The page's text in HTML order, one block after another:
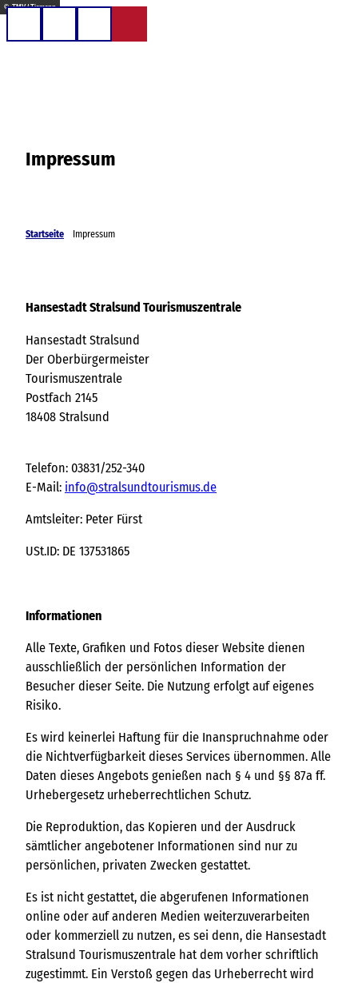
Z© TMV / Tiemann
Impressum
Startseite Impressum
Hansestadt Stralsund Tourismuszentrale
Hansestadt Stralsund
Der Oberbürgermeister
Tourismuszentrale
Postfach 2145
18408 Stralsund
Telefon: 03831/252-340
E-Mail: info@stralsundtourismus.de
Amtsleiter: Peter Fürst
USt.ID: DE 137531865
Informationen
Alle Texte, Grafiken und Fotos dieser Website dienen
ausschließlich der persönlichen Information der
Besucher dieser Seite. Die Nutzung erfolgt auf eigenes
Risiko.
Es wird keinerlei Haftung für die Inanspruchnahme oder
die Nichtverfügbarkeit dieses Services übernommen. Alle
Daten dieses Angebots genießen nach § 4 und §§ 87a ff.
Urhebergesetz urheberrechtlichen Schutz.
Die Reproduktion, das Kopieren und der Ausdruck
sämtlicher angebotener Informationen sind nur zu
persönlichen, privaten Zwecken gestattet.
Es ist nicht gestattet, die abgerufenen Informationen
online oder auf anderen Medien weiterzuverarbeiten
oder kommerziell zu nutzen, es sei denn, die Hansestadt
Stralsund Tourismuszentrale hat dem vorher schriftlich
zugestimmt. Ein Verstoß gegen das Urheberrecht wird